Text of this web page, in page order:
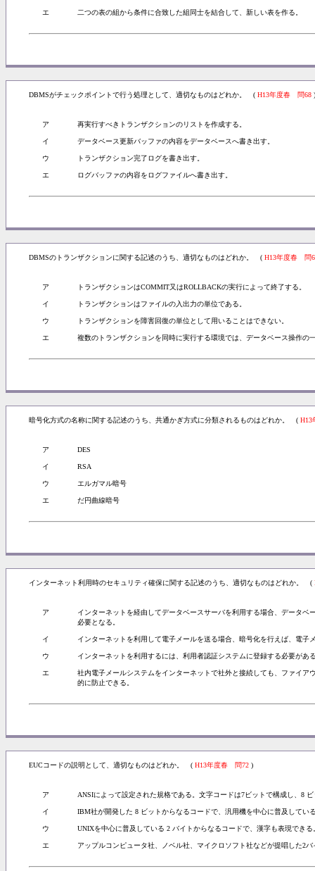
エ 二つの表の組から条件に合致した組同士を結合して、新しい表を作る。
DBMSがチェックポイントで行う処理として、適切なものはどれか。 ( H13年度春 問68 )
ア 再実行すべきトランザクションのリストを作成する。
イ データベース更新バッファの内容をデータベースへ書き出す。
ウ トランザクション完了ログを書き出す。
エ ログバッファの内容をログファイルへ書き出す。
DBMSのトランザクションに関する記述のうち、適切なものはどれか。 ( H13年度春 問
ア トランザクションはCOMMIT又はROLLBACKの実行によって終了する。
イ トランザクションはファイルの入出力の単位である。
ウ トランザクションを障害回復の単位として用いることはできない。
エ 複数のトランザクションを同時に実行する環境では、データベース操作の
暗号化方式の名称に関する記述のうち、共通かぎ方式に分類されるものはどれか。 (
ア DES
イ RSA
ウ エルガマル暗号
エ だ円曲線暗号
インターネット利用時のセキュリティ確保に関する記述のうち、適切なものはどれか。 (
ア
インターネットを経由してデータベースサーバを利用する場合、データ
必要となる。
イ インターネットを利用して電子メールを送る場合、暗号化を行えば、電子
ウ インターネットを利用するには、利用者認証システムに登録する必要があ
エ
社内電子メールシステムをインターネットで社外と接続しても、ファイア
的に防止できる。
EUCコードの説明として、適切なものはどれか。 ( H13年度春 問72 )
ア ANSIによって設定された規格である。文字コードは7ビットで構成し、8
イ IBM社が開発した 8 ビットからなるコードで、汎用機を中心に普及してい
ウ UNIXを中心に普及している 2 バイトからなるコードで、漢字も表現できる
エ アップルコンピュータ社、ノベル社、マイクロソフト社などが提唱した2